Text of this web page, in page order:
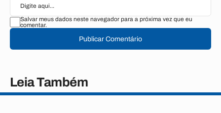
Salvar meus dados neste navegador para a próxima vez que eu
comentar.
Publicar Comentário
Leia Também